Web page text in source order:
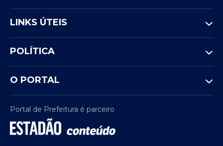
LINKS ÚTEIS
POLÍTICA
O PORTAL
Portal de Prefeitura é parceiro